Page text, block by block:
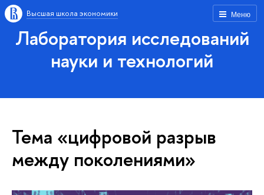
Меню
Высшая школа экономики
Лаборатория исследований
науки и технологий
Тема «цифровой разрыв
между поколениями»